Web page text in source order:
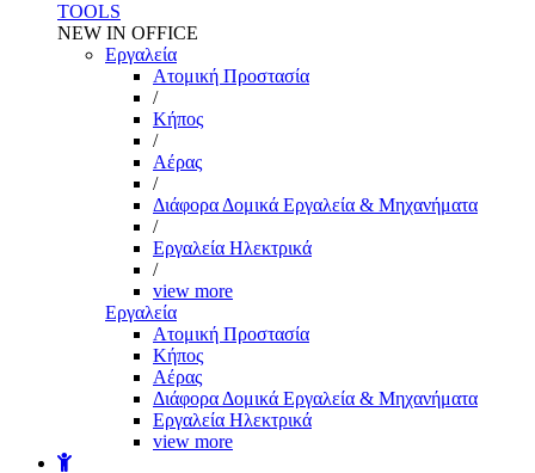
TOOLS
NEW IN OFFICE
Εργαλεία
Aτομική Προστασία
/
Kήπος
/
Αέρας
/
Διάφορα Δομικά Εργαλεία & Μηχανήματα
/
Εργαλεία Ηλεκτρικά
/
view more
Εργαλεία
Aτομική Προστασία
Kήπος
Αέρας
Διάφορα Δομικά Εργαλεία & Μηχανήματα
Εργαλεία Ηλεκτρικά
view more